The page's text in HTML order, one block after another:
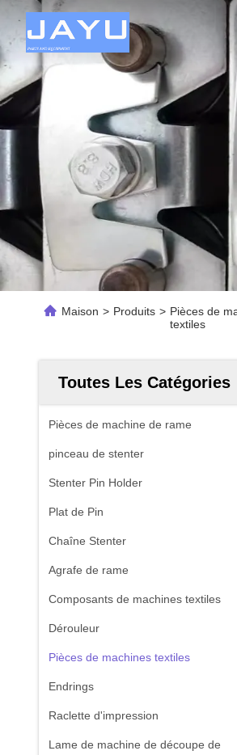
Maison > Produits > Pièces de
textiles
Toutes Les Catégories
Pièces de machine de rame
pinceau de stenter
Stenter Pin Holder
Plat de Pin
Chaîne Stenter
Agrafe de rame
Composants de machines textiles
Dérouleur
Pièces de machines textiles
Endrings
Raclette d'impression
Lame de machine de découpe de